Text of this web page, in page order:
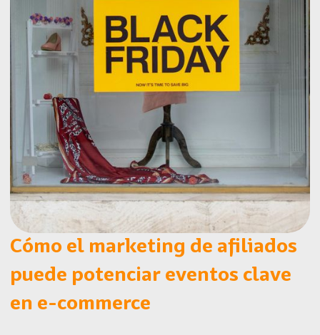
Cómo el marketing de afiliados
puede potenciar eventos clave
en e-commerce